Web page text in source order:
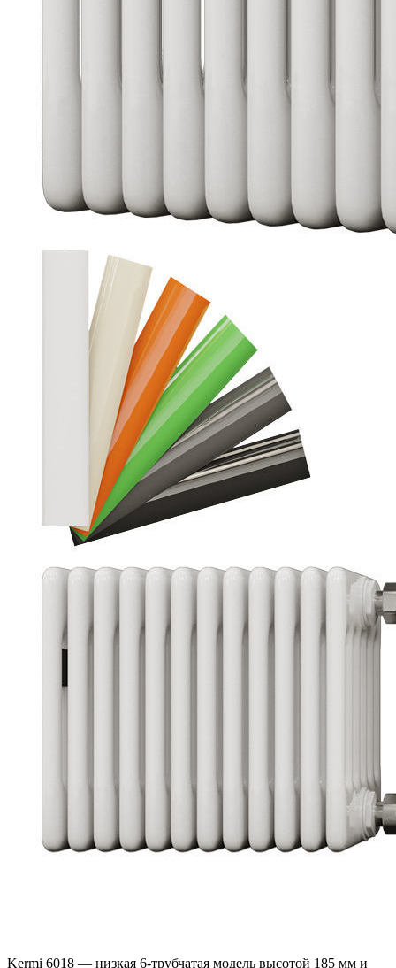
Kermi 6018 — низкая 6-трубчатая модель высотой 185 мм и